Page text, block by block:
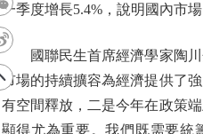
一季度增長5.4%，說明國內市
國聯民生首席經濟學家陶川分
市場的持續擴容為經濟提供了
有空間釋放，二是今年在政策
顯得尤為重要。我們既需要統